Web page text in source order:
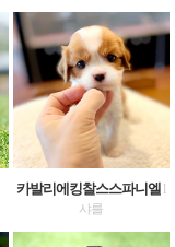
카발리에킹찰스스파니엘
샤를